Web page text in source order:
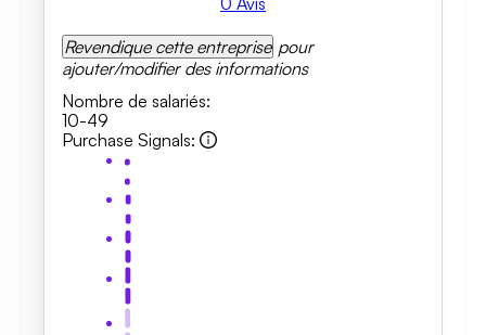
Revendique cette entreprise pour
ajouter/modifier des informations
Nombre de salariés:
10-49
Purchase Signals: